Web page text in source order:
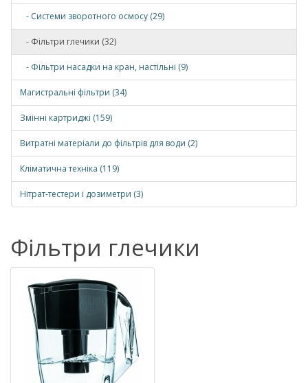
3,9
1
4
1
5,0
8,2
- Системи зворотного осмосу (29)
- Фільтри глечики (32)
- Фільтри насадки на кран, настільні (9)
Магистральні фільтри (34)
Змінні картриджі (159)
Витратні матеріали до фільтрів для води (2)
Кліматична техніка (119)
Нітрат-тестери і дозиметри (3)
Фільтри глечики